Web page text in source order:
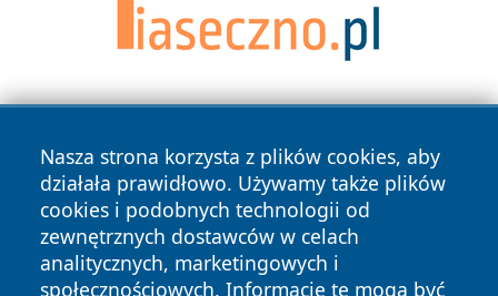
Nasza strona korzysta z plików cookies, aby
działała prawidłowo. Używamy także plików
cookies i podobnych technologii od
zewnętrznych dostawców w celach
analitycznych, marketingowych i
społecznościowych. Informacje te mogą być
Copyright © 2026 przemyslonline.pl Wszystkie prawa
zastrzeżone.